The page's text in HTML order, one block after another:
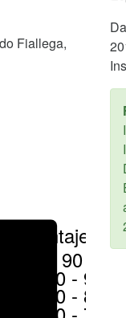
Fiallega,
Porcentajes
> 90 %
80 - 90 %
70 - 80 %